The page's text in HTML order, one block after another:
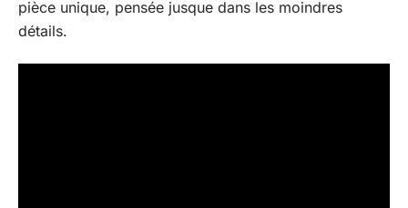
pièce unique, pensée jusque dans les moindres
détails.